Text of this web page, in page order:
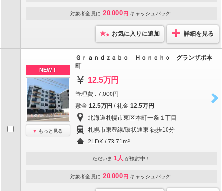
対象者全員に 20,000 円 キャッシュバック!
お気に入りに追加 詳細を見る
NEW！
もっと見る
Ｇｒａｎｄｚａｂｏ Ｈｏｎｃｈｏ グランザボ本
町
12.5万円
管理費 : 7,000円
敷金 12.5万円 / 礼金 12.5万円
北海道札幌市東区本町一条１丁目
札幌市東豊線/環状通東 徒歩10分
2LDK / 73.71m²
ただいま 1人 が検討中！
対象者全員に 20,000 円 キャッシュバック!